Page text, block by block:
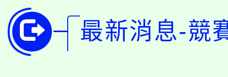
開!
115年桃園市運動會8/
田徑場及游泳池舉行。
桃園市低收入戶享有免
最新消息-競